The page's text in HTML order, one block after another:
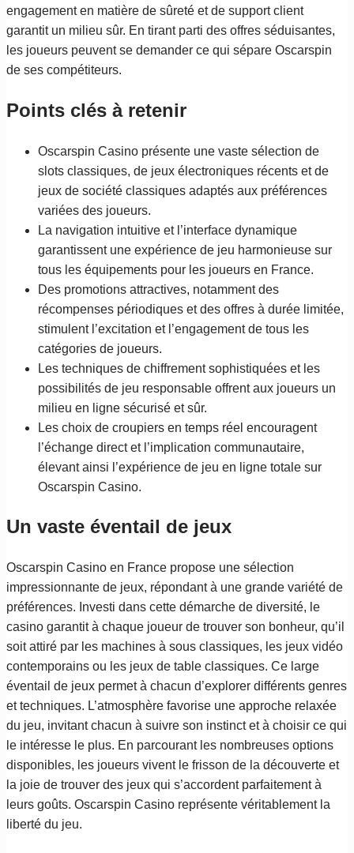
engagement en matière de sûreté et de support client
garantit un milieu sûr. En tirant parti des offres séduisantes,
les joueurs peuvent se demander ce qui sépare Oscarspin
de ses compétiteurs.
Points clés à retenir
Oscarspin Casino présente une vaste sélection de
slots classiques, de jeux électroniques récents et de
jeux de société classiques adaptés aux préférences
variées des joueurs.
La navigation intuitive et l’interface dynamique
garantissent une expérience de jeu harmonieuse sur
tous les équipements pour les joueurs en France.
Des promotions attractives, notamment des
récompenses périodiques et des offres à durée limitée,
stimulent l’excitation et l’engagement de tous les
catégories de joueurs.
Les techniques de chiffrement sophistiquées et les
possibilités de jeu responsable offrent aux joueurs un
milieu en ligne sécurisé et sûr.
Les choix de croupiers en temps réel encouragent
l’échange direct et l’implication communautaire,
élevant ainsi l’expérience de jeu en ligne totale sur
Oscarspin Casino.
Un vaste éventail de jeux
Oscarspin Casino en France propose une sélection
impressionnante de jeux, répondant à une grande variété de
préférences. Investi dans cette démarche de diversité, le
casino garantit à chaque joueur de trouver son bonheur, qu’il
soit attiré par les machines à sous classiques, les jeux vidéo
contemporains ou les jeux de table classiques. Ce large
éventail de jeux permet à chacun d’explorer différents genres
et techniques. L’atmosphère favorise une approche relaxée
du jeu, invitant chacun à suivre son instinct et à choisir ce qui
le intéresse le plus. En parcourant les nombreuses options
disponibles, les joueurs vivent le frisson de la découverte et
la joie de trouver des jeux qui s’accordent parfaitement à
leurs goûts. Oscarspin Casino représente véritablement la
liberté du jeu.